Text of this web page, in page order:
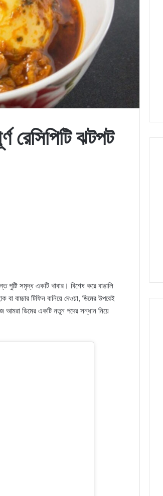
ঝটপট
সমৃদ্ধ একটি খাবার। বিশেষ করে বাঙালি
বাচ্চার টিফিন বানিয়ে দেওয়া, ডিমের উপরেই
আমরা ডিমের একটি নতুন পদের সন্ধান নিয়ে